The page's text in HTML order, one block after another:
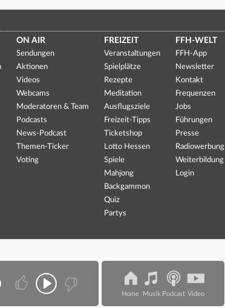
ON AIR
Sendungen
Aktionen
Videos
Webcams
Moderatoren & Team
Podcasts
News-Podcast
Themen-Ticker
Voting
FREIZEIT
Veranstaltungen
Spielplätze
Rezepte
Meditation
Ausflugsziele
Freizeit-Tipps
Ticketshop
Lotto Hessen
Spiele
Mahjong
Backgammon
Quiz
Partys
FFH-WELT
FFH-App
Newsletter
Kontakt
Frequenzen
Jobs
Führungen
Presse
Radiowerbung
Weiterbildung
Login
Home Musik Podcast Video